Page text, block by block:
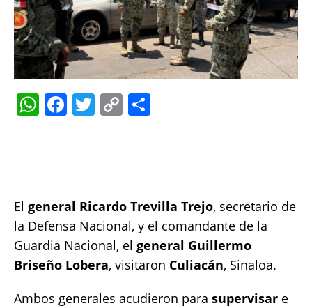
W
p
p
F
b
o
o
k
T C
n
k
El general Ricardo Trevilla Trejo, secretario de
la Defensa Nacional, y el comandante de la
Guardia Nacional, el general Guillermo
Briseño Lobera, visitaron Culiacán, Sinaloa.
Ambos generales acudieron para supervisar e